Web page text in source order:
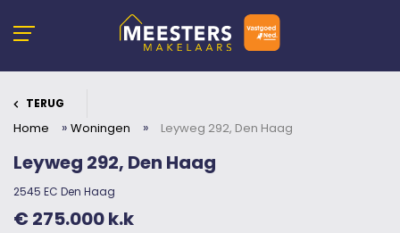
TERUG
Home » Woningen » Leyweg 292, Den Haag
Leyweg 292, Den Haag
2545 EC Den Haag
€ 275.000 k.k